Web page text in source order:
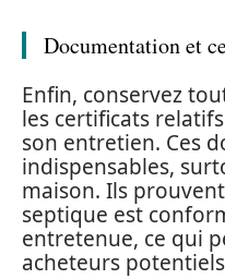
Documentation et
Enfin, conservez
les certificats
son entretien. Ces
indispensables,
maison. Ils
septique est
entretenue, ce qui
acheteurs